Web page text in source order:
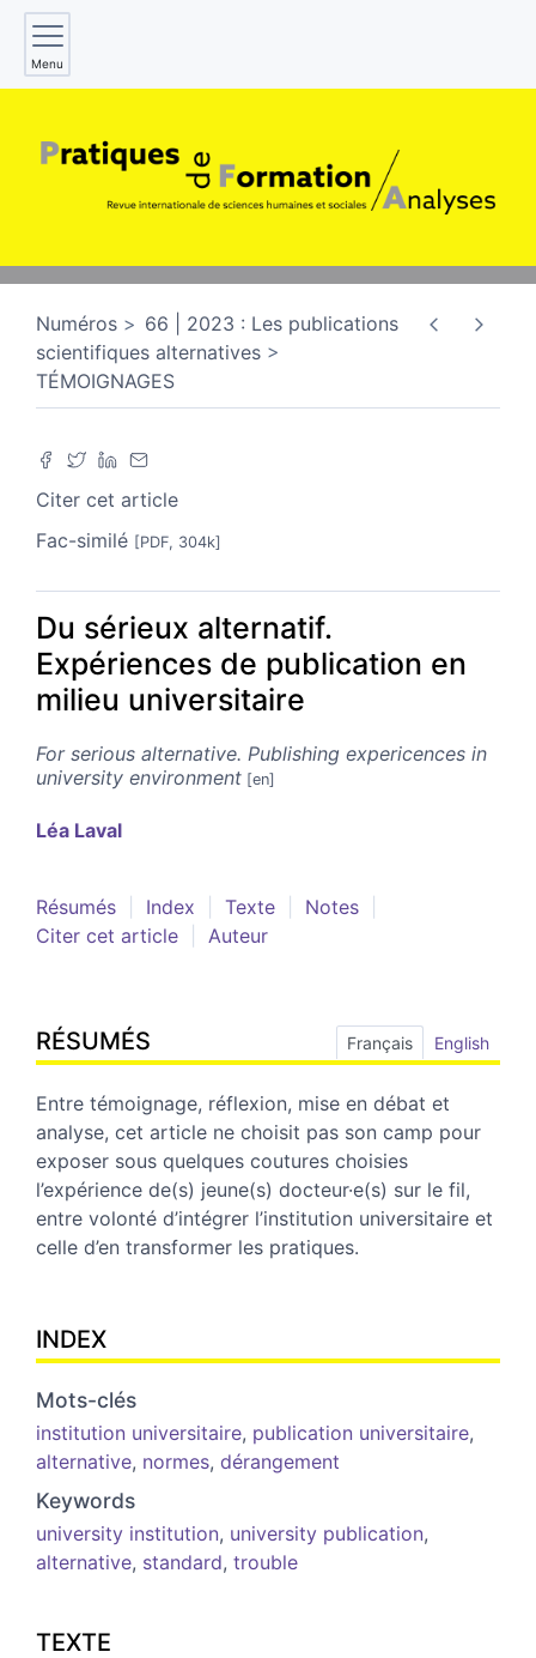
Menu
Numéros
66 | 2023 : Les publications
scientifiques alternatives
TÉMOIGNAGES
Citer cet article
Fac-similé [PDF, 304k]
Du sérieux alternatif.
Expériences de publication en
milieu universitaire
For serious alternative. Publishing expericences in
university environment
Léa Laval
Résumés Index Texte
Notes
Citer cet article
Auteur
RÉSUMÉS Français English
Entre témoignage, réflexion, mise en débat et
analyse, cet article ne choisit pas son camp pour
exposer sous quelques coutures choisies
l’expérience de(s) jeune(s) docteur·e(s) sur le fil,
entre volonté d’intégrer l’institution universitaire et
celle d’en transformer les pratiques.
INDEX
Mots-clés
institution universitaire, publication universitaire,
alternative, normes, dérangement
Keywords
university institution, university publication,
alternative, standard, trouble
TEXTE